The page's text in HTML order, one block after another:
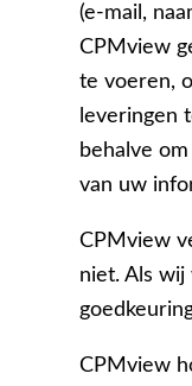
(e-mail,
CPMview
te voeren,
leveringen
behalve
van uw
CPMview
niet. Als
CPMview